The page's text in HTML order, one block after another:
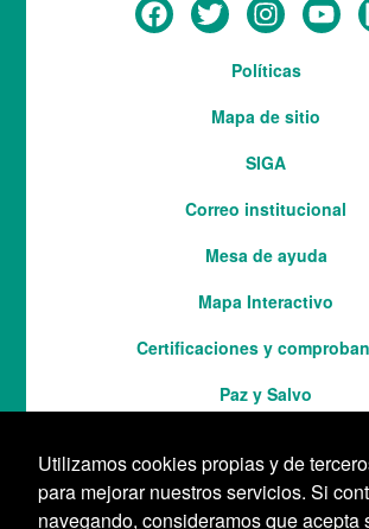
Utilizamos cookies propias y de
para mejorar nuestros servicios. Si
navegando, consideramos que acepta
Políticas
Mapa de sitio
SIGA
Correo institucional
Mesa de ayuda
Mapa Interactivo
ServicesCertificaciones y
Paz y Salvo